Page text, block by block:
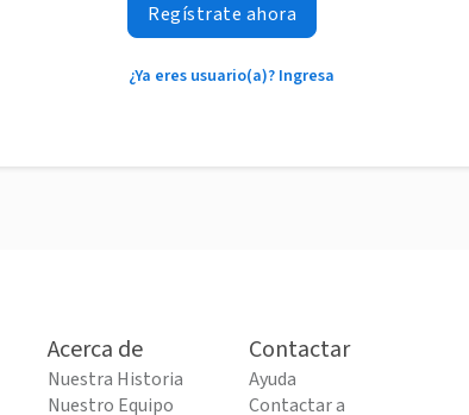
Regístrate ahora
¿Ya eres usuario(a)? Ingresa
Acerca de
Nuestra Historia
Nuestro Equipo
Contactar
Ayuda
Contactar a